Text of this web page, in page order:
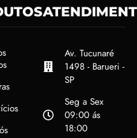
Av. Tucunaré
1498 - Barueri -
SP
Seg a Sex
09:00 ás
18:00